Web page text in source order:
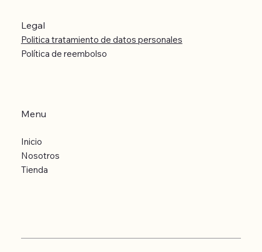
Legal
Politica tratamiento de datos personales
Política de reembolso
Menu
Inicio
Nosotros
Tienda